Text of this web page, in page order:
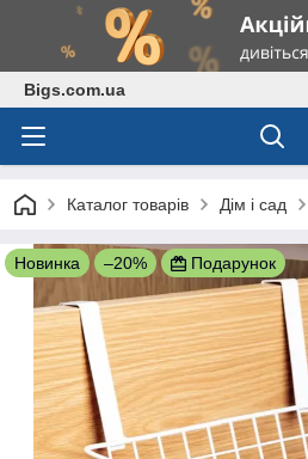
Bigs.com.ua
Каталог товарів Дім і сад
Новинка –20% Подарунок